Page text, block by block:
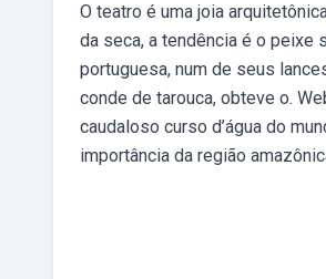
O teatro é uma joia
da seca, a tendência é o peixe
portuguesa, num de seus
conde de tarouca, obteve o.
caudaloso curso d’água do
importância da região